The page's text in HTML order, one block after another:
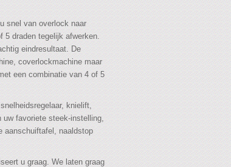
snel van overlock naar
5 draden tegelijk afwerken.
eindresultaat. De
coverlockmachine maar
een combinatie van 4 of 5
knielift,
favoriete steek-instelling,
aanschuiftafel, naaldstop
u graag. We laten graag